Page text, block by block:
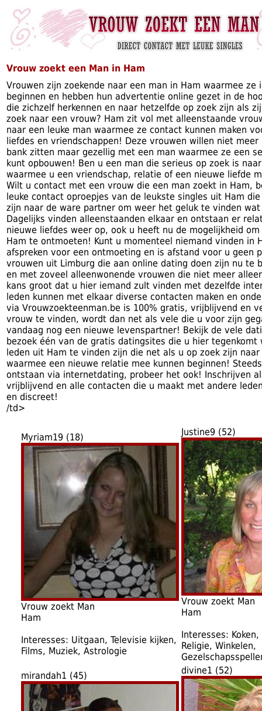
Vrouw zoekt een Man in Ham
Vrouwen zijn zoekende naar een man in Ham waarmee ze
beginnen en hebben hun advertentie online gezet in de
die zichzelf herkennen en naar hetzelfde op zoek zijn als
zoek naar een vrouw? Ham zit vol met alleenstaande
naar een leuke man waarmee ze contact kunnen maken
liefdes en vriendschappen! Deze vrouwen willen niet
bank zitten maar gezellig met een man waarmee ze een
kunt opbouwen! Ben u een man die serieus op zoek is
waarmee u een vriendschap, relatie of een nieuwe liefde
Wilt u contact met een vrouw die een man zoekt in Ham,
leuke contact oproepjes van de leukste singles uit Ham
zijn naar de ware partner om weer het geluk te vinden
Dagelijks vinden alleenstaanden elkaar en ontstaan er
nieuwe liefdes weer op, ook u heeft nu de mogelijkheid
Ham te ontmoeten! Kunt u momenteel niemand vinden in
afspreken voor een ontmoeting en is afstand voor u geen
vrouwen uit Limburg die aan online dating doen zijn nu te
en met zoveel alleenwonende vrouwen die niet meer
kans groot dat u hier iemand zult vinden met dezelfde
leden kunnen met elkaar diverse contacten maken en
via Vrouwzoekteenman.be is 100% gratis, vrijblijvend en
vrouw te vinden, wordt dan net als vele die u voor zijn
vandaag nog een nieuwe levenspartner! Bekijk de vele
bezoek één van de gratis datingsites die u hier tegenkomt
leden uit Ham te vinden zijn die net als u op zoek zijn
waarmee een nieuwe relatie mee kunnen beginnen!
ontstaan via internetdating, probeer het ook! Inschrijven
vrijblijvend en alle contacten die u maakt met andere
en discreet!
/td>
Myriam19 (18)
Vrouw zoekt Man
Ham
Interesses: Uitgaan, Televisie kijken,
Films, Muziek, Astrologie
Justine9 (52)
Vrouw zoekt Man
Ham
Interesses:
Religie, Winkelen,
mirandah1 (45)
divine1 (52)